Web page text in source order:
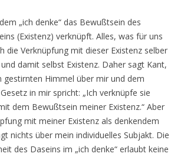
„ich denke“ das Bewußtsein des
(Existenz) verknüpft. Alles, was für uns
die Verknüpfung mit dieser Existenz selber
damit selbst Existenz. Daher sagt Kant,
gestirnten Himmel über mir und dem
in mir spricht: „Ich verknüpfe sie
dem Bewußtsein meiner Existenz.“ Aber
mit meiner Existenz als denkendem
nichts über mein individuelles Subjakt. Die
des Daseins im „ich denke“ erlaubt keine